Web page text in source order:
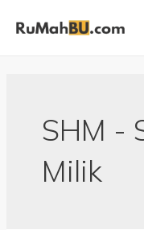
SHM -
Milik